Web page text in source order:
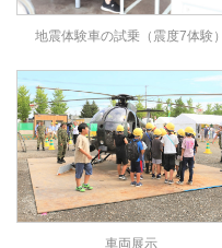
地震体験車の試乗（震度7体験）
車両展示